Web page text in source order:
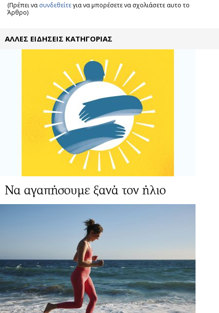
(Πρέπει να συνδεθείτεγια να μπορέσετε να σχολιάσετε αυτο το
Άρθρο)
ΑΛΛΕΣ ΕΙΔΗΣΕΙΣ ΚΑΤΗΓΟΡΙΑΣ
Να αγαπήσουμε ξανά τον ήλιο